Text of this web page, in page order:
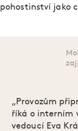
pohostinství jako
„Provozům
říká o interním
vedoucí Eva